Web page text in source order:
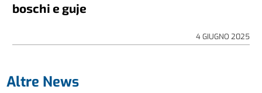
boschi e guje
4 GIUGNO 2025
Altre News